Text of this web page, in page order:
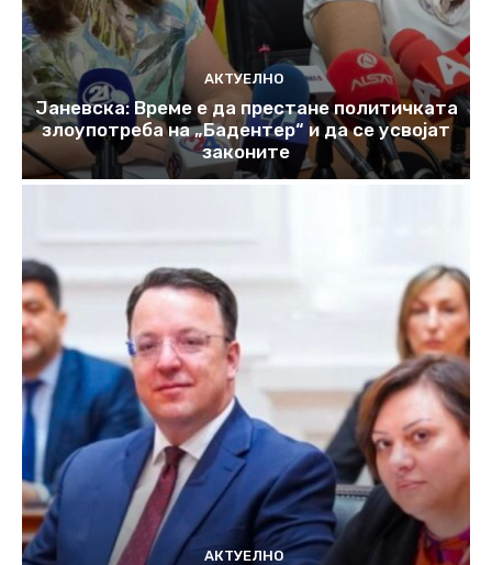
АКТУЕЛНО
Јаневска: Време е да престане политичката
злоупотреба на „Бадентер“ и да се усвојат
законите
АКТУЕЛНО